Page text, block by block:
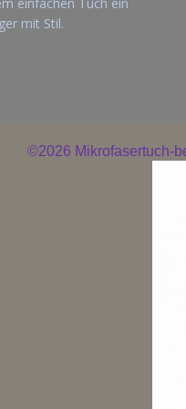
mit Stil.
©2026 Mikrofasertuch-